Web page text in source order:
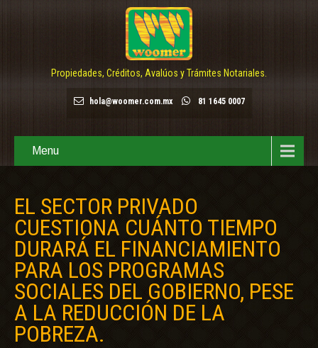
Propiedades, Créditos, Avalúos y Trámites Notariales.
hola@woomer.com.mx 81 1645 0007
Menu
EL SECTOR PRIVADO
CUESTIONA CUÁNTO TIEMPO
DURARÁ EL FINANCIAMIENTO
PARA LOS PROGRAMAS
SOCIALES DEL GOBIERNO, PESE
A LA REDUCCIÓN DE LA
POBREZA.